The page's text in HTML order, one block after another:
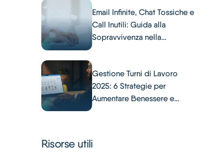
Email Infinite, Chat Tossiche e
Call Inutili: Guida alla
Sopravvivenza nella
Gestione Turni di Lavoro
2025: 6 Strategie per
Aumentare Benessere e
Risorse utili